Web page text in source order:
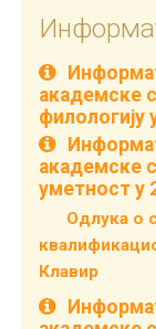
академске
филологију
академске
уметност у
Одлука о
Клавир